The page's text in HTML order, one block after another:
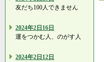
友だち100人できません
2024年2日16日
運をつかむ人、のがす人
2024年2日12日